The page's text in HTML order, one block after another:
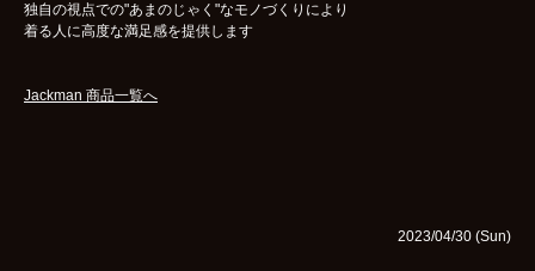
独自の視点での"あまのじゃく"なモノづくりにより
着る人に高度な満足感を提供します
Jackman 商品一覧へ
2023/04/30 (Sun)